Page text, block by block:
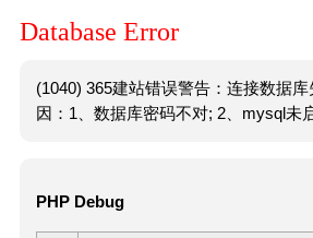
Database Error
(1040) 365建站错误警告：连接数据
因：1、数据库密码不对; 2、mysql未
PHP Debug